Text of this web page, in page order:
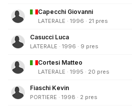
Capecchi Giovanni
LATERALE · 1996 · 21 pres
Casucci Luca
LATERALE · 1996 · 9 pres
Cortesi Matteo
LATERALE · 1995 · 20 pres
Fiaschi Kevin
PORTIERE · 1998 · 2 pres